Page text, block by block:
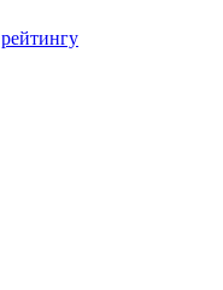
рейтингу